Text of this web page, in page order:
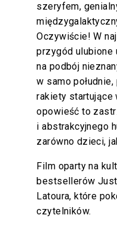
szeryfem,
Oczywiście! W
przygód
na podbój
w samo
rakiety startujące
opowieść to
i abstrakcyjnego
zarówno dzieci,
Film oparty na
bestsellerów
Latoura, które
czytelników.